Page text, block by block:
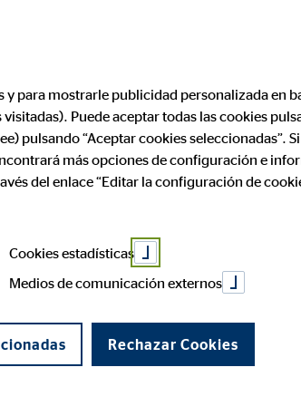
para mostrarle publicidad personalizada en
Puede aceptar todas las cookies
pulsando “Aceptar cookies seleccionadas”.
más opciones de configuración e
del enlace “Editar la configuración de
Cookies estadísticas
Medios de comunicación externos
Rechazar Cookies